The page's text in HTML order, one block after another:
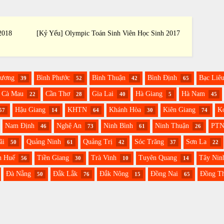
[Kỷ Yếu] Olympic Toán Sinh Viên Học Sinh 2017
39 Bình Phước 52 Bình Thuận 42 Bình Định 65 Bạc Liêu
Cà Mau 22 Cần Thơ 28 Gia Lai 40 Hà Giang 5 Hà Nam 45
Hậu Giang 14 KHTN 64 Khánh Hòa 30 Kiên Giang 74
Nam Định 46 Nghệ An 73 Ninh Bình 61 Ninh Thuận 26
50 Quảng Ninh 61 Quảng Trị 42 Sóc Trăng 37 Sơn La 22
Huế 56 Tiền Giang 30 Trà Vinh 10 Tuyên Quang 14 Tây
Đà Nẵng 50 Đắk Lắk 76 Đắk Nông 15 Đồng Nai 65 Đồng